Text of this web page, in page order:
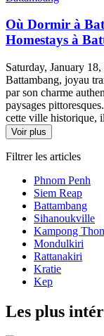
Où Dormir à
Homestays à
Saturday, January
Battambang, joyau
par son charme
paysages
cette ville historique,
Voir plus
Filtrer les articles
Phnom Penh
Siem Reap
Battambang
Sihanoukville
Kampong
Mondulkiri
Rattanakiri
Kratie
Kep
Les plus